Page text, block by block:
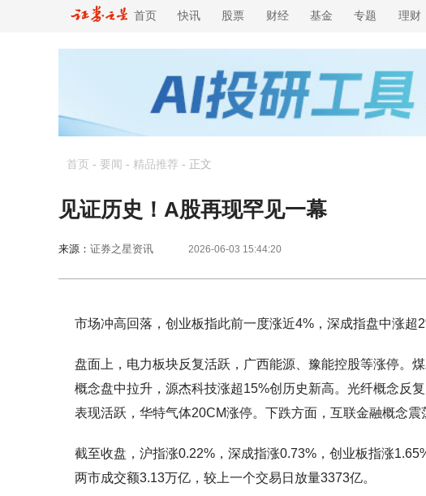
首页 快讯 股票 财经 基金 专题 理财
首页 - 要闻 - 精品推荐 - 正文
见证历史！A股再现罕见一幕
来源： 证券之星资讯 2026-06-03 15:44:20
市场冲高回落，创业板指此前一度涨近4%，深成指盘中涨超
盘面上，电力板块反复活跃，广西能源、豫能控股等涨停。
概念盘中拉升，源杰科技涨超15%创历史新高。光纤概念反
表现活跃，华特气体20CM涨停。下跌方面，互联金融概念震
截至收盘，沪指涨0.22%，深成指涨0.73%，创业板指涨
两市成交额3.13万亿，较上一个交易日放量3373亿。